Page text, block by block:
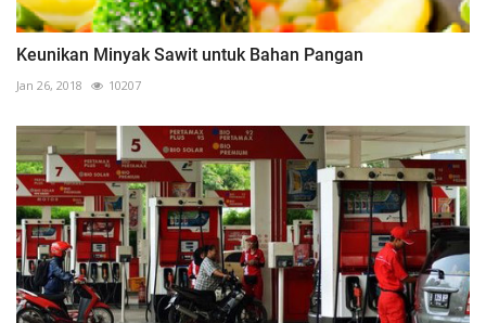
Keunikan Minyak Sawit untuk Bahan Pangan
Jan 26, 2018 10207